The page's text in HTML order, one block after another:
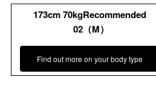
173cm 70kgRecommended
02（M）
Find out more on your body type